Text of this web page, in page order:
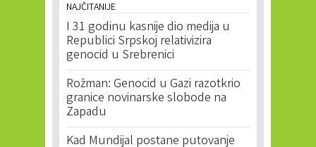
NAJČITANIJE
I 31 godinu kasnije dio medija u
Republici Srpskoj relativizira
genocid u Srebrenici
Rožman: Genocid u Gazi razotkrio
granice novinarske slobode na
Zapadu
Kad Mundijal postane putovanje